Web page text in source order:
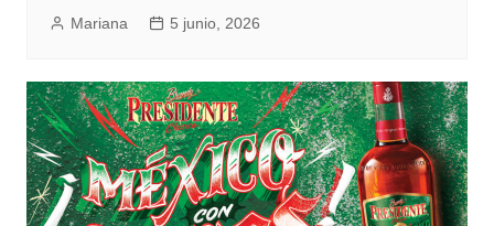
Mariana 5 junio, 2026